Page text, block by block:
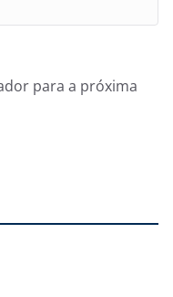
para a próxima